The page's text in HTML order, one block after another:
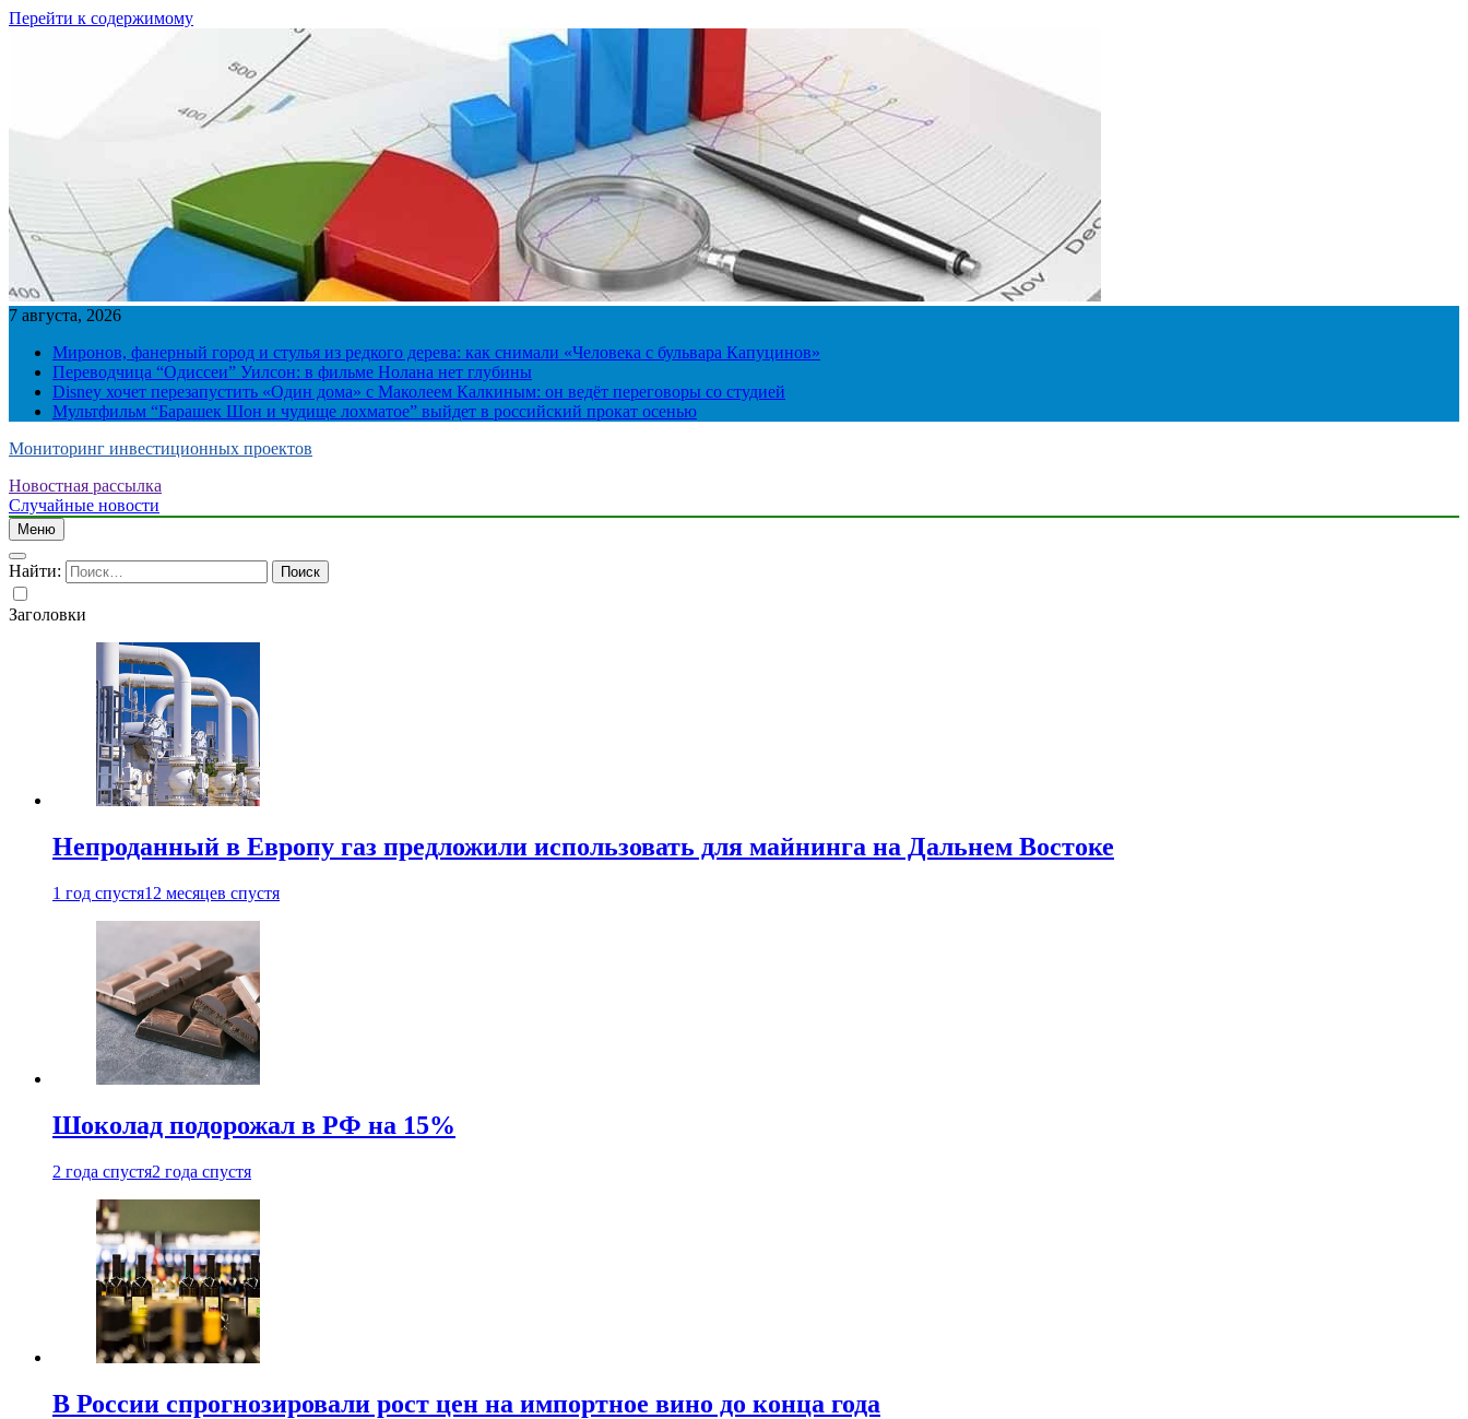
Перейти к содержимому
7 августа, 2026
Миронов, фанерный город и стулья из редкого дерева: как снимали «Человека с бульвара Капуцинов»
Переводчица “Одиссеи” Уилсон: в фильме Нолана нет глубины
Disney хочет перезапустить «Один дома» с Маколеем Калкиным: он ведёт переговоры со студией
Мультфильм “Барашек Шон и чудище лохматое” выйдет в российский прокат осенью
Мониторинг инвестиционных проектов
Новостная рассылка
Случайные новости
Меню
Найти:
Заголовки
Непроданный в Европу газ предложили использовать для майнинга на Дальнем Востоке
1 год спустя12 месяцев спустя
Шоколад подорожал в РФ на 15%
2 года спустя2 года спустя
В России спрогнозировали рост цен на импортное вино до конца года